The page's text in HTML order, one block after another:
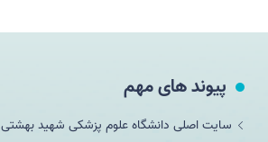
پیوند های مهم
سایت اصلی دانشگاه علوم پزشکی شهید بهشتی